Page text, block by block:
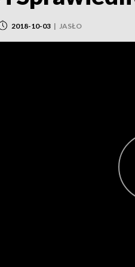
2018-10-03 | JASŁO